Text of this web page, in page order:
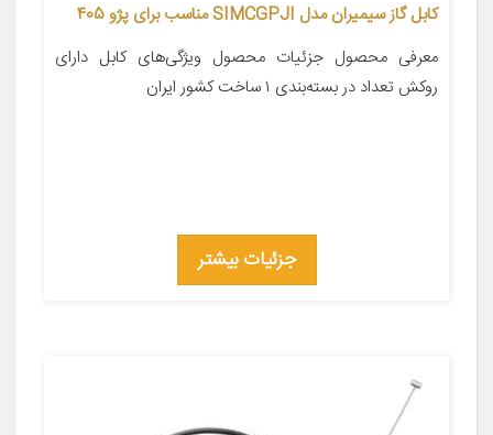
کابل گاز سیمیران مدل SIMCGPJI مناسب برای پژو 405
معرفی محصول جزئیات محصول ویژگی‌های کابل دارای
روکش تعداد در بسته‌بندی ۱ ساخت کشور ایران
جزئیات بیشتر